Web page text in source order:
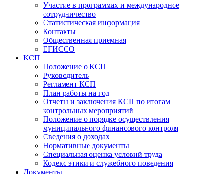
Участие в программах и международное
сотрудничество
Статистическая информация
Контакты
Общественная приемная
ЕГИССО
КСП
Положение о КСП
Руководитель
Регламент КСП
План работы на год
Отчеты и заключения КСП по итогам
контрольных мероприятий
Положение о порядке осуществления
муниципального финансового контроля
Сведения о доходах
Нормативные документы
Специальная оценка условий труда
Кодекс этики и служебного поведения
Документы